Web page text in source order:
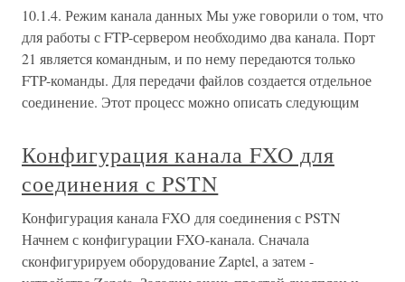
10.1.4. Режим канала данных Мы уже говорили о том, что
для работы с FTP-сервером необходимо два канала. Порт
21 является командным, и по нему передаются только
FTP-команды. Для передачи файлов создается отдельное
соединение. Этот процесс можно описать следующим
Конфигурация канала FXO для
соединения с PSTN
Конфигурация канала FXO для соединения с PSTN
Начнем с конфигурации FXO-канала. Сначала
сконфигурируем оборудование Zaptel, а затем -